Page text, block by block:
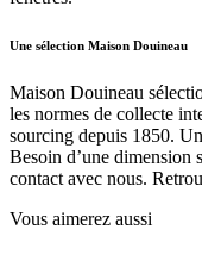
Une sélection Maison Douineau
Maison Douineau
les normes de collecte
sourcing depuis 1850.
Besoin d’une dimension
contact avec nous.
Vous aimerez aussi